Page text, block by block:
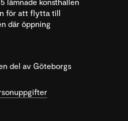
för att flytta till
där öppning
del av Göteborgs